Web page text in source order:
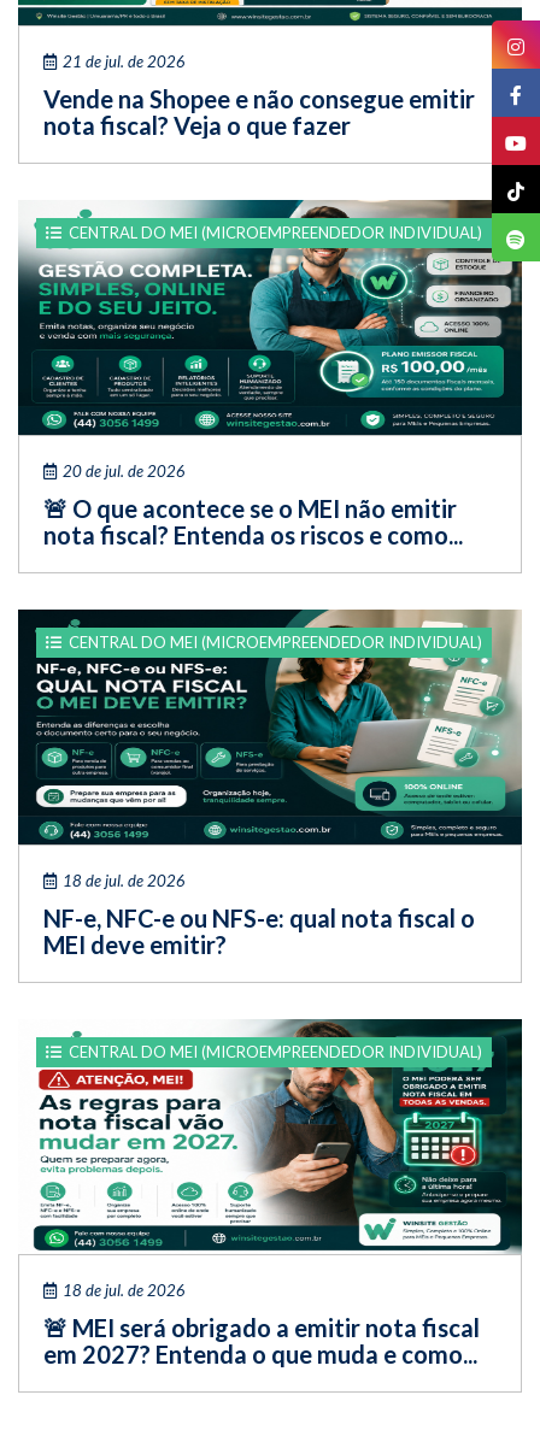
21 de jul. de 2026
Vende na Shopee e não consegue emitir
nota fiscal? Veja o que fazer
CENTRAL DO MEI (MICROEMPREENDEDOR INDIVIDUAL)
20 de jul. de 2026
🚨 O que acontece se o MEI não emitir
nota fiscal? Entenda os riscos e como...
CENTRAL DO MEI (MICROEMPREENDEDOR INDIVIDUAL)
18 de jul. de 2026
NF-e, NFC-e ou NFS-e: qual nota fiscal o
MEI deve emitir?
CENTRAL DO MEI (MICROEMPREENDEDOR INDIVIDUAL)
18 de jul. de 2026
🚨 MEI será obrigado a emitir nota fiscal
em 2027? Entenda o que muda e como...